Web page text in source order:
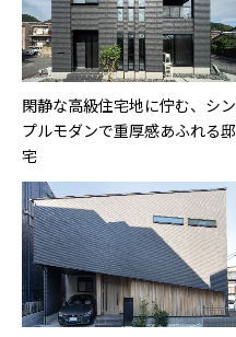
閑静な高級住宅地に佇む、シン
プルモダンで重厚感あふれる邸
宅